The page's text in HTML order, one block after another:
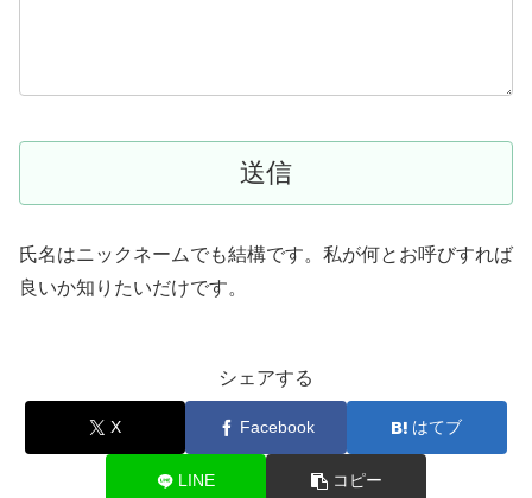
氏名はニックネームでも結構です。私が何とお呼びすれば
良いか知りたいだけです。
シェアする
X Facebook はてブ
LINE コピー